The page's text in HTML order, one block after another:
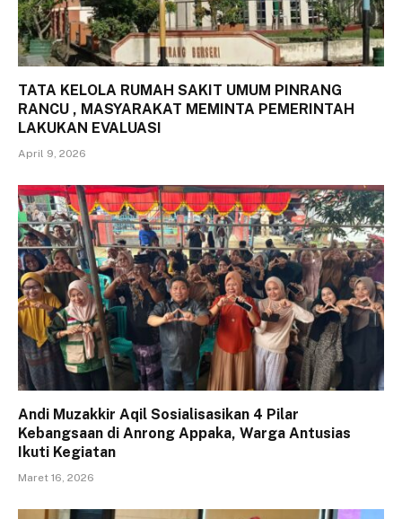
TATA KELOLA RUMAH SAKIT UMUM PINRANG
RANCU , MASYARAKAT MEMINTA PEMERINTAH
LAKUKAN EVALUASI
April 9, 2026
Andi Muzakkir Aqil Sosialisasikan 4 Pilar
Kebangsaan di Anrong Appaka, Warga Antusias
Ikuti Kegiatan
Maret 16, 2026